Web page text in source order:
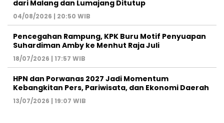
dari Malang dan Lumajang Ditutup
04/08/2026 | 20:50 WIB
Pencegahan Rampung, KPK Buru Motif Penyuapan
Suhardiman Amby ke Menhut Raja Juli
18/07/2026 | 17:57 WIB
HPN dan Porwanas 2027 Jadi Momentum
Kebangkitan Pers, Pariwisata, dan Ekonomi Daerah
13/07/2026 | 19:07 WIB